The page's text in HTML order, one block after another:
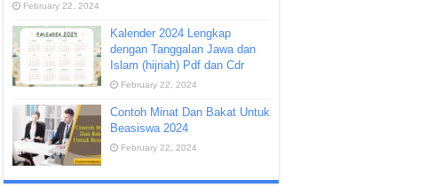
February 22, 2024
Kalender 2024 Lengkap
dengan Tanggalan Jawa dan
Islam (hijriah) Pdf dan Cdr
February 22, 2024
Contoh Minat Dan Bakat Untuk
Beasiswa 2024
February 22, 2024